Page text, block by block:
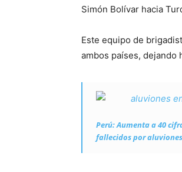
Simón Bolívar hacia
Este equipo de
ambos países, dejando
Perú: Aumenta a 40
fallecidos por